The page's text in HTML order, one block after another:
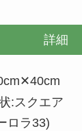
詳細
:スクエア
ロラ33)